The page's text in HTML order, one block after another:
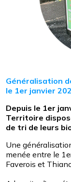
Généralisation
le 1er janvier
Depuis le 1er
Territoire
de tri de leurs
Une
menée entre le
Faverois et